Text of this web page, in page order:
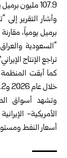
107.9 مليون برميل يومياً”.
“السعودية
تراجع الإنتاج
خلال عام 2026 و3.2 % خلال عام 2027.
وتشهد أسواق
الأمريكية-
أسعار النفط